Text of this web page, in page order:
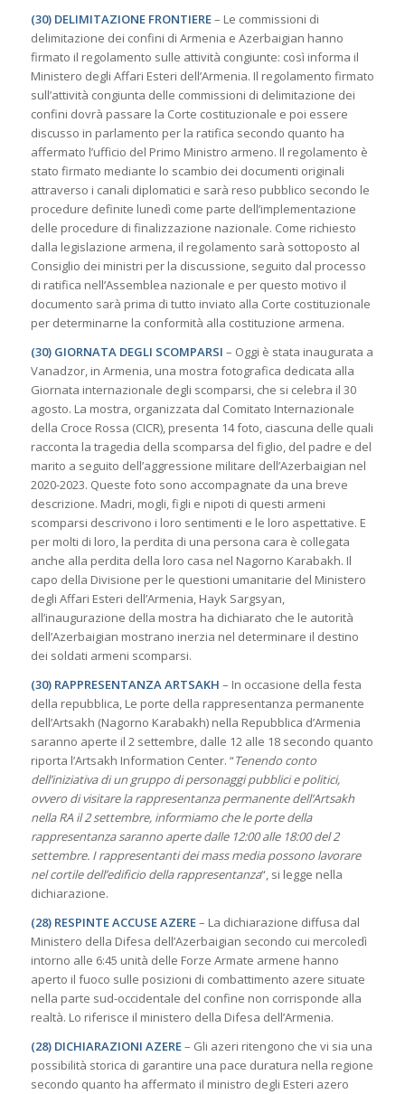
(30) DELIMITAZIONE FRONTIERE– Le commissioni di
delimitazione dei confini di Armenia e Azerbaigian hanno
firmato il regolamento sulle attività congiunte: così informa il
Ministero degli Affari Esteri dell’Armenia. Il regolamento firmato
sull’attività congiunta delle commissioni di delimitazione dei
confini dovrà passare la Corte costituzionale e poi essere
discusso in parlamento per la ratifica secondo quanto ha
affermato l’ufficio del Primo Ministro armeno. Il regolamento è
stato firmato mediante lo scambio dei documenti originali
attraverso i canali diplomatici e sarà reso pubblico secondo le
procedure definite lunedì come parte dell’implementazione
delle procedure di finalizzazione nazionale. Come richiesto
dalla legislazione armena, il regolamento sarà sottoposto al
Consiglio dei ministri per la discussione, seguito dal processo
di ratifica nell’Assemblea nazionale e per questo motivo il
documento sarà prima di tutto inviato alla Corte costituzionale
per determinarne la conformità alla costituzione armena.
(30) GIORNATA DEGLI SCOMPARSI – Oggi è stata inaugurata a
Vanadzor, in Armenia, una mostra fotografica dedicata alla
Giornata internazionale degli scomparsi, che si celebra il 30
agosto. La mostra, organizzata dal Comitato Internazionale
della Croce Rossa (CICR), presenta 14 foto, ciascuna delle quali
racconta la tragedia della scomparsa del figlio, del padre e del
marito a seguito dell’aggressione militare dell’Azerbaigian nel
2020-2023. Queste foto sono accompagnate da una breve
descrizione. Madri, mogli, figli e nipoti di questi armeni
scomparsi descrivono i loro sentimenti e le loro aspettative. E
per molti di loro, la perdita di una persona cara è collegata
anche alla perdita della loro casa nel Nagorno Karabakh. Il
capo della Divisione per le questioni umanitarie del Ministero
degli Affari Esteri dell’Armenia, Hayk Sargsyan,
all’inaugurazione della mostra ha dichiarato che le autorità
dell’Azerbaigian mostrano inerzia nel determinare il destino
dei soldati armeni scomparsi.
(30) RAPPRESENTANZA ARTSAKH – In occasione della festa
della repubblica, Le porte della rappresentanza permanente
dell’Artsakh (Nagorno Karabakh) nella Repubblica d’Armenia
saranno aperte il 2 settembre, dalle 12 alle 18 secondo quanto
riporta l’Artsakh Information Center. “Tenendo conto
dell’iniziativa di un gruppo di personaggi pubblici e politici,
ovvero di visitare la rappresentanza permanente dell’Artsakh
nella RA il 2 settembre, informiamo che le porte della
rappresentanza saranno aperte dalle 12:00 alle 18:00 del 2
settembre. I rappresentanti dei mass media possono lavorare
nel cortile dell’edificio della rappresentanza“, si legge nella
dichiarazione.
(28) RESPINTE ACCUSE AZERE– La dichiarazione diffusa dal
Ministero della Difesa dell’Azerbaigian secondo cui mercoledì
intorno alle 6:45 unità delle Forze Armate armene hanno
aperto il fuoco sulle posizioni di combattimento azere situate
nella parte sud-occidentale del confine non corrisponde alla
realtà. Lo riferisce il ministero della Difesa dell’Armenia.
(28) DICHIARAZIONI AZERE– Gli azeri ritengono che vi sia una
possibilità storica di garantire una pace duratura nella regione
secondo quanto ha affermato il ministro degli Esteri azero